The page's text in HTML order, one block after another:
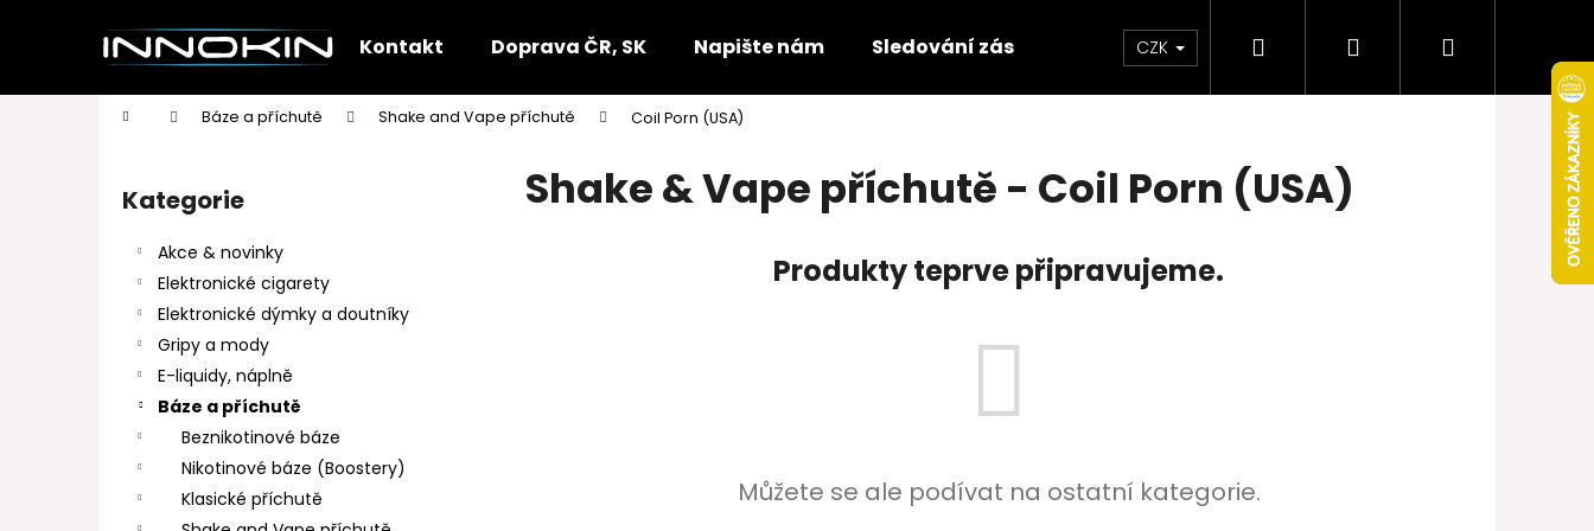
Kontakt Doprava ČR, SK Napište nám Sledování zásilek Obchodní podmínky Věrnostní program
CZK Hledat PřihlášeníNákupní
Domů Báze a příchutě Shake and Vape příchutě Coil Porn (USA)
Přeskočit
kategorie
Kategorie
Akce & novinky
Elektronické cigarety
Elektronické dýmky a doutníky
Gripy a mody
E-liquidy, náplně
Báze a příchutě
Beznikotinové báze
Nikotinové báze (Boostery)
Klasické příchutě
Shake & Vape příchutě - Coil Porn (USA)
Produkty teprve připravujeme.
Můžete se ale podívat na ostatní kategorie.
í
Zpět
do
Zpět
do
Co potřebujete najít?